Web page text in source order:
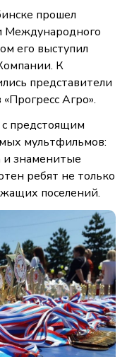
прошел
Международного
его выступил
К
представители
Агро».
предстоящим
мультфильмов:
и знаменитые
ребят не только
поселений.